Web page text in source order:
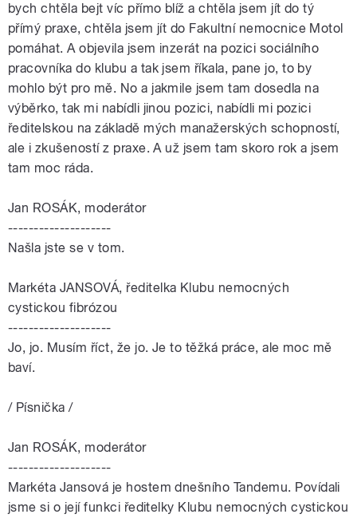
bych chtěla bejt víc přímo blíž a chtěla jsem jít do tý
přímý praxe, chtěla jsem jít do Fakultní nemocnice Motol
pomáhat. A objevila jsem inzerát na pozici sociálního
pracovníka do klubu a tak jsem říkala, pane jo, to by
mohlo být pro mě. No a jakmile jsem tam dosedla na
výběrko, tak mi nabídli jinou pozici, nabídli mi pozici
ředitelskou na základě mých manažerských schopností,
ale i zkušeností z praxe. A už jsem tam skoro rok a jsem
tam moc ráda.
Jan ROSÁK, moderátor
--------------------
Našla jste se v tom.
Markéta JANSOVÁ, ředitelka Klubu nemocných
cystickou fibrózou
--------------------
Jo, jo. Musím říct, že jo. Je to těžká práce, ale moc mě
baví.
/ Písnička /
Jan ROSÁK, moderátor
--------------------
Markéta Jansová je hostem dnešního Tandemu. Povídali
jsme si o její funkci ředitelky Klubu nemocných cystickou